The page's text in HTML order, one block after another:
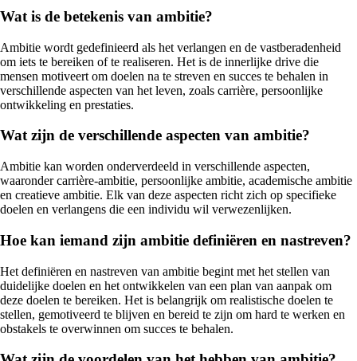
Wat is de betekenis van ambitie?
Ambitie wordt gedefinieerd als het verlangen en de vastberadenheid
om iets te bereiken of te realiseren. Het is de innerlijke drive die
mensen motiveert om doelen na te streven en succes te behalen in
verschillende aspecten van het leven, zoals carrière, persoonlijke
ontwikkeling en prestaties.
Wat zijn de verschillende aspecten van ambitie?
Ambitie kan worden onderverdeeld in verschillende aspecten,
waaronder carrière-ambitie, persoonlijke ambitie, academische ambitie
en creatieve ambitie. Elk van deze aspecten richt zich op specifieke
doelen en verlangens die een individu wil verwezenlijken.
Hoe kan iemand zijn ambitie definiëren en nastreven?
Het definiëren en nastreven van ambitie begint met het stellen van
duidelijke doelen en het ontwikkelen van een plan van aanpak om
deze doelen te bereiken. Het is belangrijk om realistische doelen te
stellen, gemotiveerd te blijven en bereid te zijn om hard te werken en
obstakels te overwinnen om succes te behalen.